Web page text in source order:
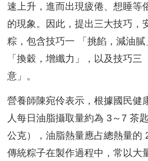
速上升，進而出現疲倦、想睡等
的現象。因此，提出三大技巧，
粽，包含技巧一 「挑餡，減油膩
「換穀，增纖力」，以及技巧三
意」。
營養師陳宛伶表示，根據國民健
人每日油脂攝取量約為 3～7 茶
公克），油脂熱量應占總熱量的
傳統粽子在製作過程中，常以大